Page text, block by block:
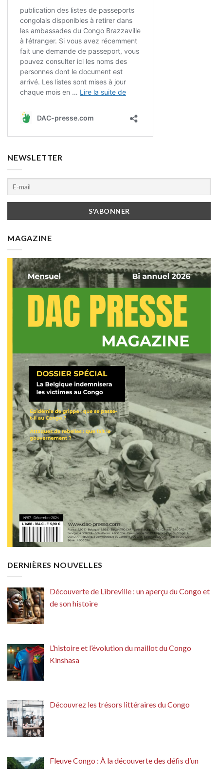
NEWSLETTER
MAGAZINE
DERNIÈRES NOUVELLES
Découverte de Libreville : un aperçu du Congo et
de son histoire
L’histoire et l’évolution du maillot du Congo
Kinshasa
Découvrez les trésors littéraires du Congo
Fleuve Congo : À la découverte des défis d’un